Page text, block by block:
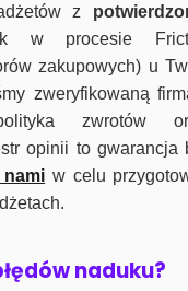
z
w procesie
zakupowych) u
zweryfikowaną
zwrotów
opinii to gwarancja
w celu
naduku?